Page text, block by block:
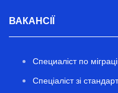
ВАКАНСІЇ
Специаліст по
Спеціаліст зі